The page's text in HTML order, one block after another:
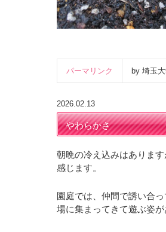
パーマリンク by 埼玉
2026.02.13
やわらかさ
朝晩の冷え込みはありま
感じます。
園庭では、仲間で誘い合
場に集まってきて遊ぶ姿